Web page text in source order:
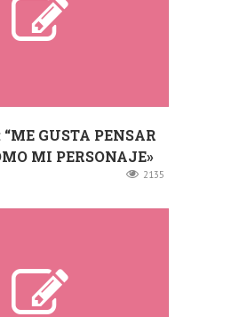
“ME GUSTA PENSAR
MI PERSONAJE»
2135